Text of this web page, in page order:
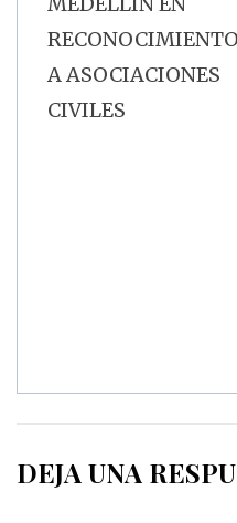
RECONOCIMIENTO
A ASOCIACIONES
CIVILES
DEJA UNA